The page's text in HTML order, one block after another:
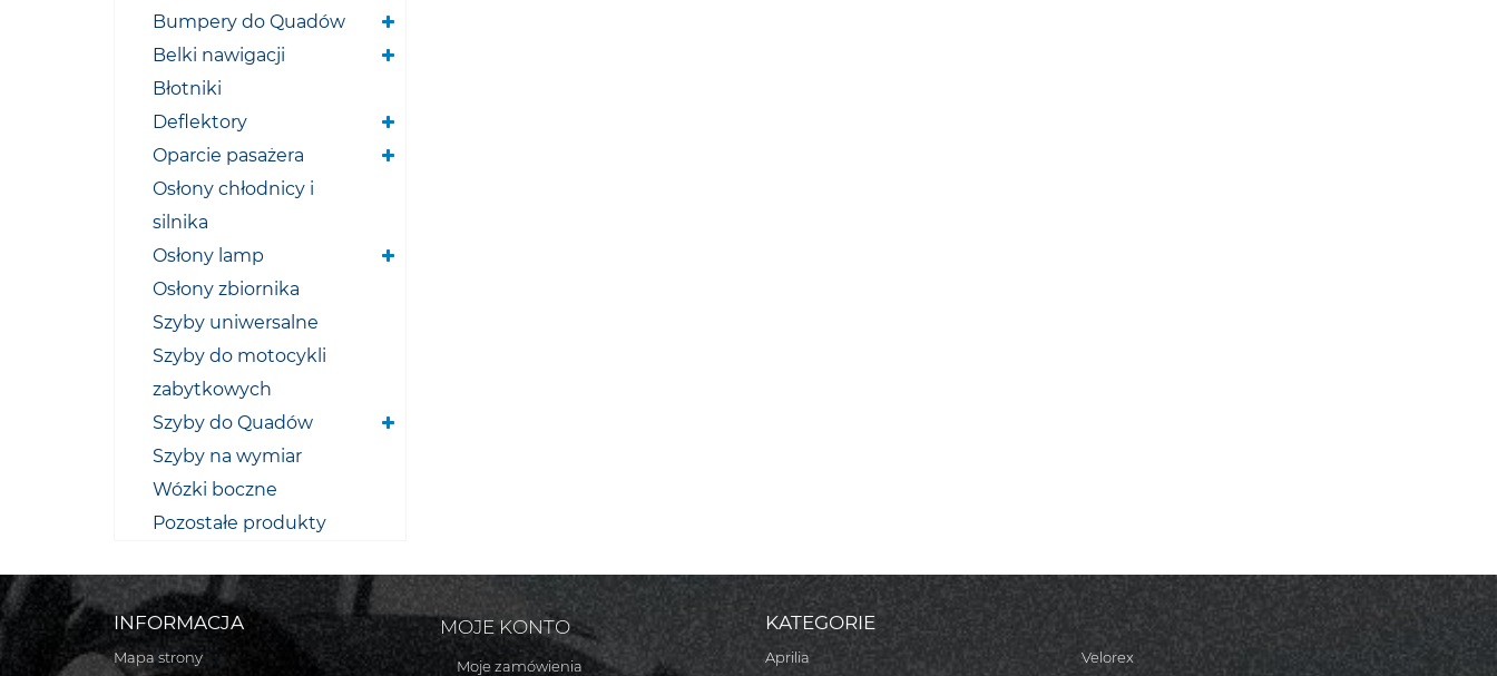
Bumpery do Quadów
Belki nawigacji
Błotniki
Deflektory
Oparcie pasażera
Osłony chłodnicy i
silnika
Osłony lamp
Osłony zbiornika
Szyby uniwersalne
Szyby do motocykli
zabytkowych
Szyby do Quadów
Szyby na wymiar
Wózki boczne
Pozostałe produkty
INFORMACJA
Mapa strony
MOJE KONTO
Moje zamówienia
KATEGORIE
Aprilia
Velorex